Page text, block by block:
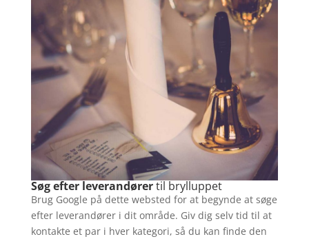
Søg efter leverandørertil brylluppet
Brug Google på dette websted for at begynde at søge
efter leverandører i dit område. Giv dig selv tid til at
kontakte et par i hver kategori, så du kan finde den